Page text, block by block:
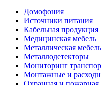
Домофония
Источники питания
Кабельная продукция
Медицинская мебель
Металлическая мебель
Металлодетекторы
Мониторинг
Монтажные и